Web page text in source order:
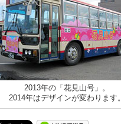
2013年の「花見山号」。
2014年はデザインが変わります。